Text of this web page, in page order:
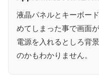
液晶パネルとキーボー
めてしまった事で画面
電源を入れるとしろ背
のかもわかりません。